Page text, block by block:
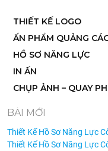
THIẾT KẾ LOGO
ẤN PHẨM QUẢNG
HỒ SƠ NĂNG LỰC
IN ẤN
CHỤP ẢNH – QUAY
BÀI MỚI
Thiết Kế Hồ Sơ Năng Lực
Thiết Kế Hồ Sơ Năng Lực